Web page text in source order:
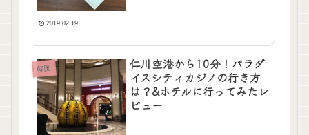
2019.02.19
韓国
仁川空港から10分！パラダ
イスシティカジノの行き方
は？&ホテルに行ってみたレ
ビュー